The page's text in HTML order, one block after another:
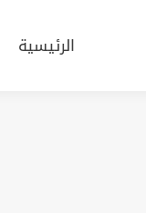
الرئيسية
الرئيسية